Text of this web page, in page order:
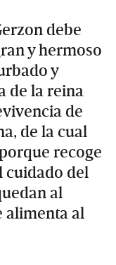
debe
y hermoso
y
de la reina
de
de la cual
recoge
cuidado del
al
alimenta al